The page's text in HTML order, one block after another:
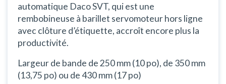
automatique Daco SVT, qui est une
rembobineuse à barillet servomoteur hors ligne
avec clôture d’étiquette, accroît encore plus la
productivité.
Largeur de bande de 250 mm (10 po), de 350 mm
(13,75 po) ou de 430 mm (17 po)